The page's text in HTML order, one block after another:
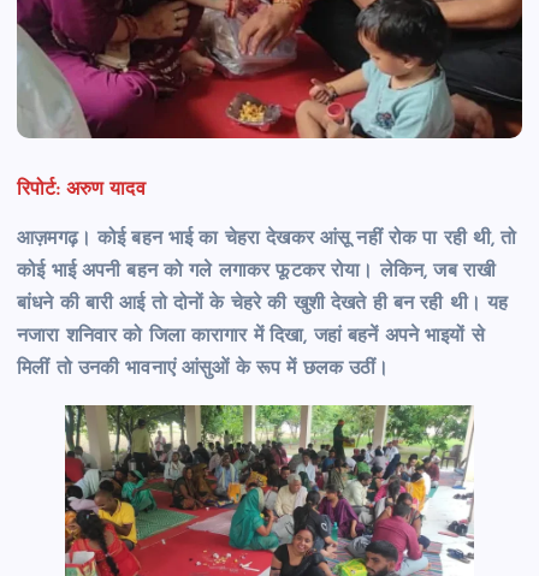
रिपोर्ट: अरुण यादव
आज़मगढ़। कोई बहन भाई का चेहरा देखकर आंसू नहीं रोक पा रही थी, तो
कोई भाई अपनी बहन को गले लगाकर फूटकर रोया। लेकिन, जब राखी
बांधने की बारी आई तो दोनों के चेहरे की खुशी देखते ही बन रही थी। यह
नजारा शनिवार को जिला कारागार में दिखा, जहां बहनें अपने भाइयों से
मिलीं तो उनकी भावनाएं आंसुओं के रूप में छलक उठीं।